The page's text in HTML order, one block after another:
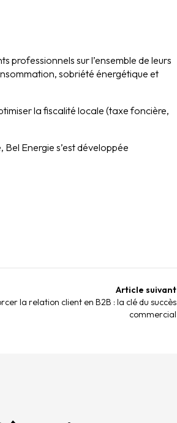
professionnels sur l’ensemble de leurs
sobriété énergétique et
la fiscalité locale (taxe foncière,
Bel Energie s’est développée
Article suivant
la relation client en B2B : la clé du succès
commercial